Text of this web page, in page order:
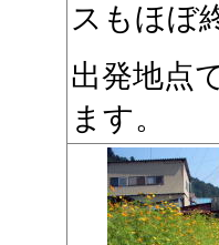
スもほぼ
出発地点
ます。